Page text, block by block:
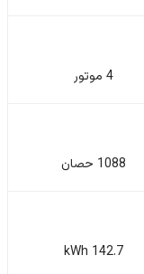
4 موتور
1088 حصان
142.7 kWh